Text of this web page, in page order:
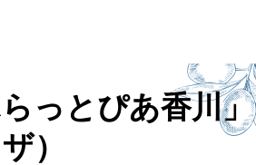
っとぴあ香川」
）